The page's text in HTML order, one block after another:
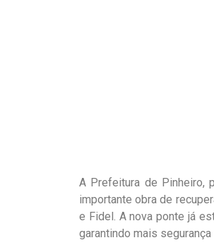
A Prefeitura de Pinheiro,
importante obra de
e Fidel. A nova ponte já
garantindo mais